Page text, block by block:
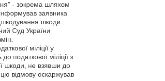
- зокрема шляхом
заявника
шкоди
Суд України
міліції у
податкової міліції з
шкоди, не взявши до
відмову оскаржував